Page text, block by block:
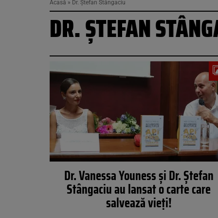
Acasă » Dr. Ștefan Stângaciu
DR. ȘTEFAN
Dr. Vanessa Youness și Dr. Ștefan
Stângaciu au lansat o carte care
salvează vieți!